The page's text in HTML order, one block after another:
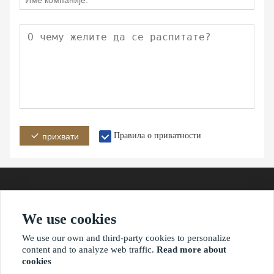
прихвати Правила о приватности
Адреса
We use cookies
We use our own and third-party cookies to personalize
content and to analyze web traffic. Read more about
cookies